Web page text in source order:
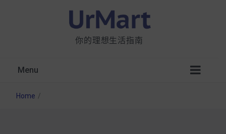
你的理想生活指南
Menu
Home /